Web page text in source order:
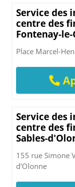
Service des
centre des
Fontenay-
Place Marcel-
Service des
centre des
Sables-
155 rue Simone
d'Olonne